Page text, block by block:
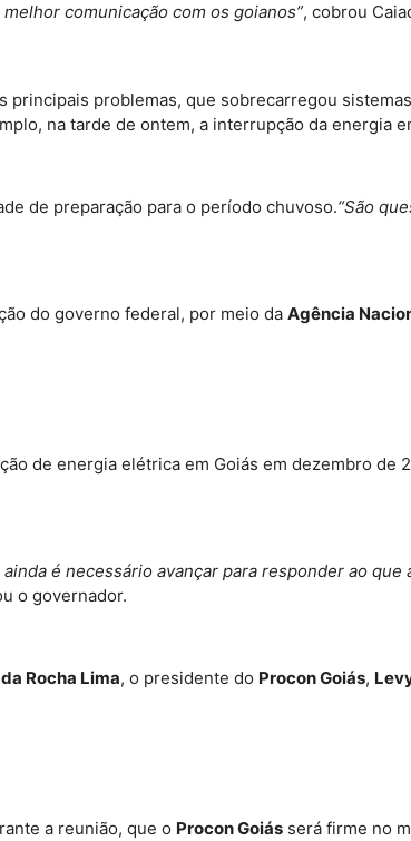
comunicação com os goianos”, cobrou
principais problemas, que sobrecarregou
na tarde de ontem, a interrupção da energia
de preparação para o período chuvoso.“São
do governo federal, por meio da Agência
de energia elétrica em Goiás em dezembro
é necessário avançar para responder ao
o governador.
Rocha Lima, o presidente do Procon Goiás,
a reunião, que o Procon Goiás será firme no